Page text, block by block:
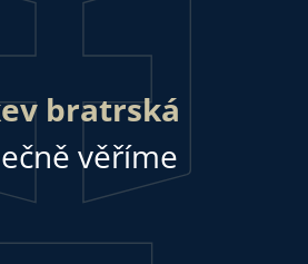
bratrská
věříme